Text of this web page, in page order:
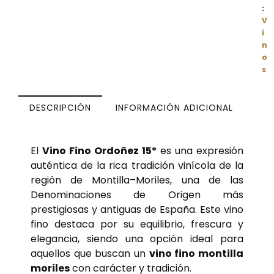
:
V
i
n
o
s
DESCRIPCIÓN INFORMACIÓN ADICIONAL
El Vino Fino Ordoñez 15º es una expresión
auténtica de la rica tradición vinícola de la
región de Montilla–Moriles, una de las
Denominaciones de Origen más
prestigiosas y antiguas de España. Este vino
fino destaca por su equilibrio, frescura y
elegancia, siendo una opción ideal para
aquellos que buscan un vino fino montilla
morilescon carácter y tradición.